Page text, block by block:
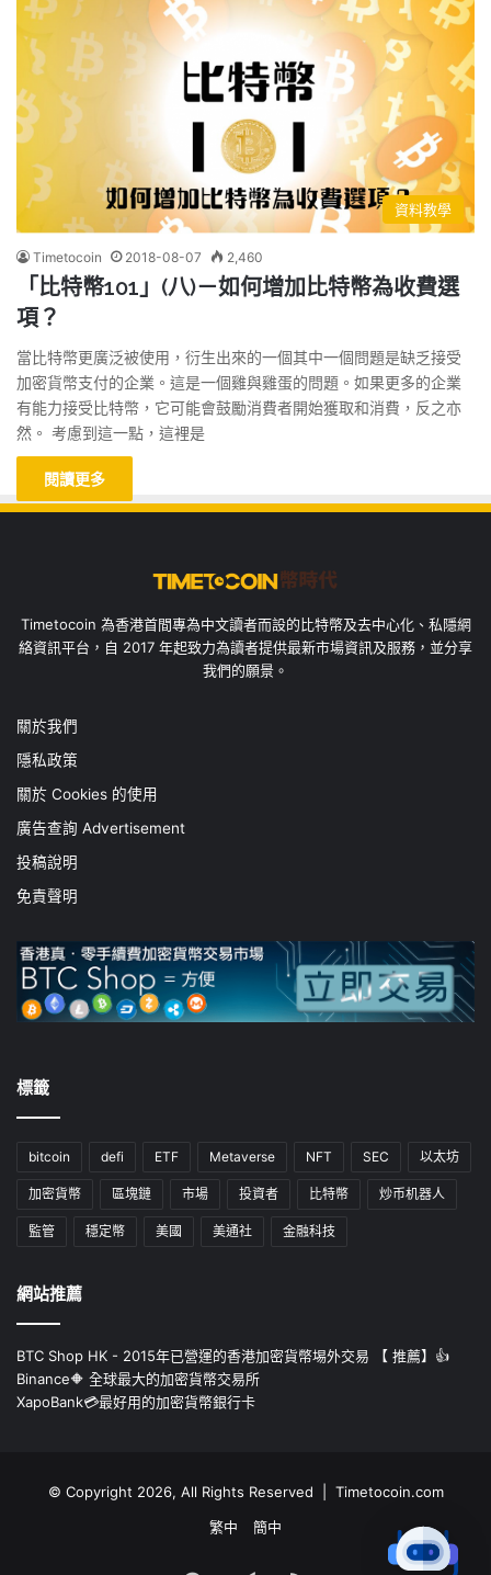
資料教學
Timetocoin 2018-08-07 2,460
「比特幣101」(八)－如何增加比特幣為收費選
項？
當比特幣更廣泛被使用，衍生出來的一個其中一個問題是缺乏接受
加密貨幣支付的企業。這是一個雞與雞蛋的問題。如果更多的企業
有能力接受比特幣，它可能會鼓勵消費者開始獲取和消費，反之亦
然。 考慮到這一點，這裡是
閱讀更多
Timetocoin 為香港首間專為中文讀者而設的比特幣及去中心化、私隱網
絡資訊平台，自 2017 年起致力為讀者提供最新市場資訊及服務，並分享
我們的願景。
關於我們
隱私政策
關於 Cookies 的使用
廣告查詢 Advertisement
投稿說明
免責聲明
標籤
bitcoin defi ETF Metaverse NFT SEC 以太坊
加密貨幣 區塊鏈 市場 投資者 比特幣 炒币机器人
監管 穩定幣 美國 美通社 金融科技
網站推薦
BTC Shop HK - 2015年已營運的香港加密貨幣埸外交易 【 推薦】👍
Binance🔶 全球最大的加密貨幣交易所
XapoBank💳最好用的加密貨幣銀行卡
© Copyright 2026, All Rights Reserved | Timetocoin.com
繁中
簡中